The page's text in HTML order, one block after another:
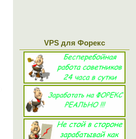
VPS для Форекс